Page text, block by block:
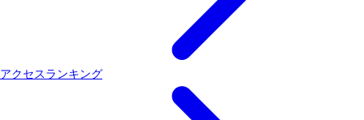
アクセスランキング